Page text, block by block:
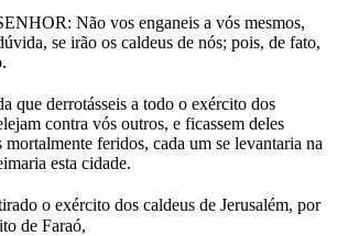
Não vos enganeis a vós mesmos,
se irão os caldeus de nós; pois, de fato,
que derrotásseis a todo o exército dos
contra vós outros, e ficassem deles
mortalmente feridos, cada um se levantaria na
esta cidade.
o exército dos caldeus de Jerusalém, por
de Faraó,